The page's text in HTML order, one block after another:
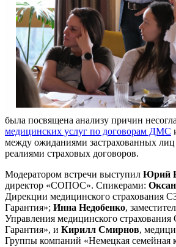
была посвящена анализу причин
медицинских услуг по договорам ДМС
между ожиданиями застрахованных
реалиями страховых договоров.
Модератором встречи выступил Юрий
директор «СОПОС». Спикерами:
Дирекции медицинского страхования
Гарантия»; Инна Недобенко,
Управления медицинского
Гарантия», и Кирилл Смирнов,
Группы компаний «Немецкая семейная